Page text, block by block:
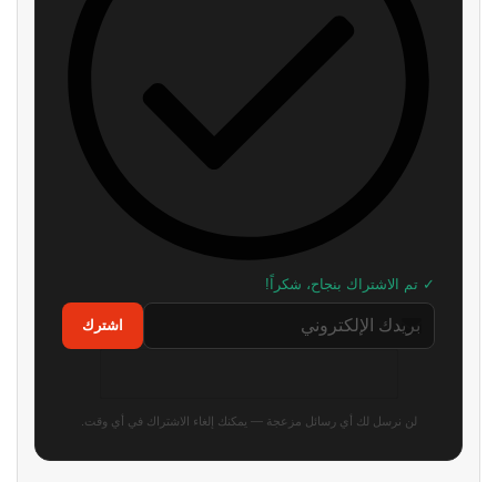
✓ تم الاشتراك بنجاح، شكراً!
اشترك
لن نرسل لك أي رسائل مزعجة — يمكنك إلغاء الاشتراك في أي وقت.